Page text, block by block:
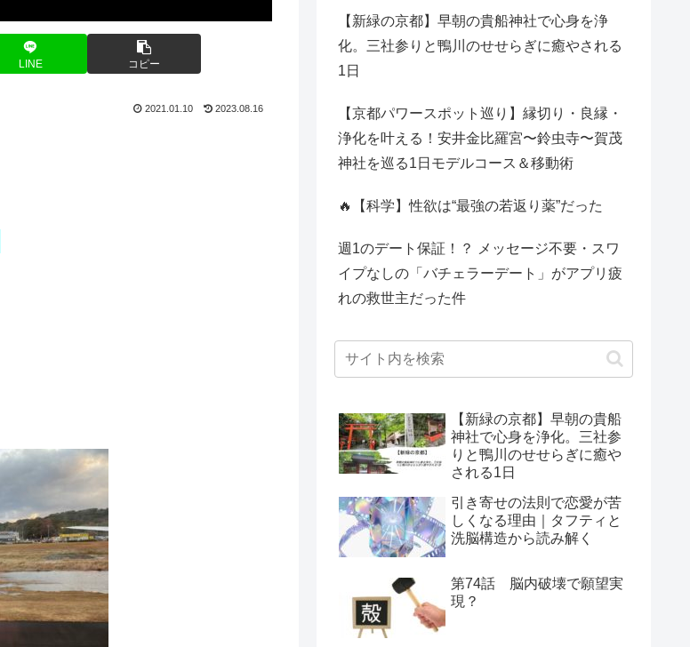
LINE コピー
2021.01.10 2023.08.16
【新緑の京都】早朝の貴船神社で心身を浄
化。三社参りと鴨川のせせらぎに癒やされる
1日
【京都パワースポット巡り】縁切り・良縁・
浄化を叶える！安井金比羅宮〜鈴虫寺〜賀茂
神社を巡る1日モデルコース＆移動術
🔥【科学】性欲は“最強の若返り薬”だった
週1のデート保証！？ メッセージ不要・スワ
イプなしの「バチェラーデート」がアプリ疲
れの救世主だった件
【新緑の京都】早朝の貴船
神社で心身を浄化。三社参
りと鴨川のせせらぎに癒や
される1日
引き寄せの法則で恋愛が苦
しくなる理由｜タフティと
洗脳構造から読み解く
第74話 脳内破壊で願望実
現？